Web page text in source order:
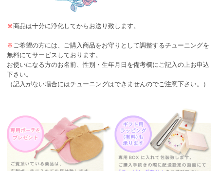
※商品は十分に浄化してからお送り致します。
※ ご希望の方には、ご購入商品をお守りとして調整するチューニングを
無料にてサービスしております。
お使いになる方のお名前、性別・生年月日を備考欄にご記入の上お申込
下さい。
（記入がない場合にはチューニングはできませんのでご注意下さい。）